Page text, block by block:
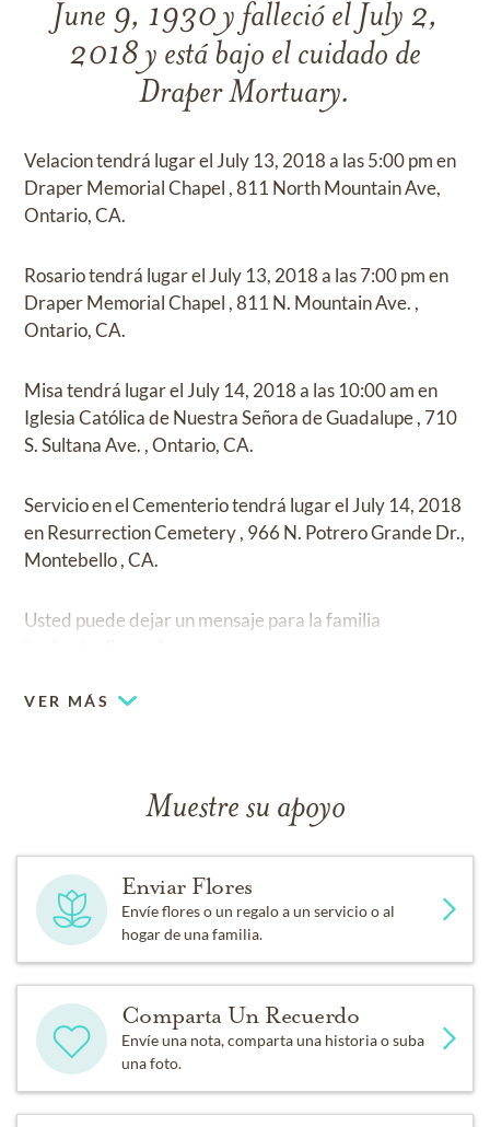
June 9, 1930 y falleció el July 2,
2018 y está bajo el cuidado de
Draper Mortuary.
Velaciontendrá lugar el July 13, 2018a las5:00 pmen
Draper Memorial Chapel ,811 North Mountain Ave,
Ontario, CA.
Rosariotendrá lugar el July 13, 2018a las7:00 pmen
Draper Memorial Chapel ,811 N. Mountain Ave. ,
Ontario, CA.
Misatendrá lugar el July 14, 2018a las 10:00 amen
Iglesia Católica de Nuestra Señora de Guadalupe, 710
S. Sultana Ave. , Ontario, CA.
Servicio en el Cementeriotendrá lugar el July 14, 2018
enResurrection Cemetery, 966 N. Potrero Grande Dr.,
Montebello , CA.
Usted puede dejar un mensaje para la familia
VER MÁS
Muestre su apoyo
Enviar Flores
Envíe flores o un regalo a un servicio o al
hogar de una familia.
Comparta Un Recuerdo
Envíe una nota, comparta una historia o suba
una foto.